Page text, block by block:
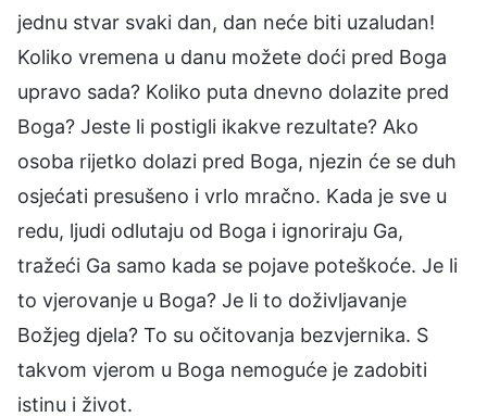
jednu stvar svaki dan, dan neće biti uzaludan!
Koliko vremena u danu možete doći pred Boga
upravo sada? Koliko puta dnevno dolazite pred
Boga? Jeste li postigli ikakve rezultate? Ako
osoba rijetko dolazi pred Boga, njezin će se duh
osjećati presušeno i vrlo mračno. Kada je sve u
redu, ljudi odlutaju od Boga i ignoriraju Ga,
tražeći Ga samo kada se pojave poteškoće. Je li
to vjerovanje u Boga? Je li to doživljavanje
Božjeg djela? To su očitovanja bezvjernika. S
takvom vjerom u Boga nemoguće je zadobiti
istinu i život.